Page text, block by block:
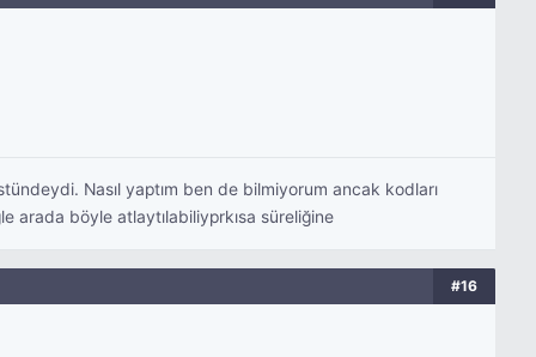
Nasıl yaptım ben de bilmiyorum ancak kodları
arada böyle atlaytılabiliyprkısa süreliğine
#16